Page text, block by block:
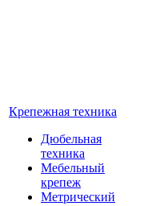
Крепежная техника
Дюбельная
техника
Мебельный
крепеж
Метрический